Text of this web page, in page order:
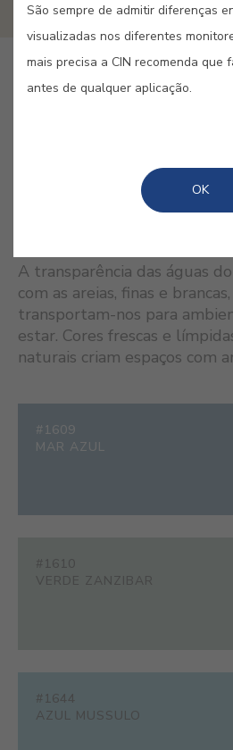
GUARDAR
A transparência das águas
com as areias, finas e
transportam-nos para
estar. Cores frescas e
naturais criam espaços com
#1609
MAR AZUL
#1610
VERDE ZANZIBAR
#1644
AZUL MUSSULO
São sempre de admitir diferenças
visualizadas nos diferentes
mais precisa a CIN recomenda que
antes de qualquer aplicação.
OK